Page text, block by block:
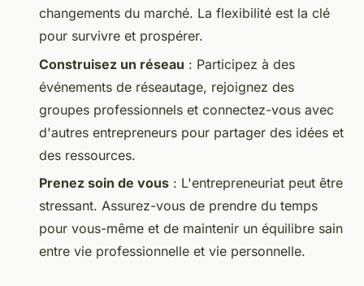
changements du marché. La flexibilité est la clé
pour survivre et prospérer.
Construisez un réseau : Participez à des
événements de réseautage, rejoignez des
groupes professionnels et connectez-vous avec
d'autres entrepreneurs pour partager des idées et
des ressources.
Prenez soin de vous : L'entrepreneuriat peut être
stressant. Assurez-vous de prendre du temps
pour vous-même et de maintenir un équilibre sain
entre vie professionnelle et vie personnelle.